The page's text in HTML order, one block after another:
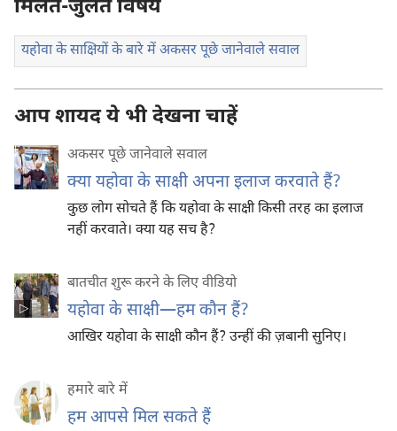
मिलते-जुलते विषय
यहोवा के साक्षियों के बारे में अकसर पूछे जानेवाले सवाल
आप शायद ये भी देखना चाहें
अकसर पूछे जानेवाले सवाल
क्या यहोवा के साक्षी अपना इलाज करवाते हैं?
कुछ लोग सोचते हैं कि यहोवा के साक्षी किसी तरह का इलाज
नहीं करवाते। क्या यह सच है?
बातचीत शुरू करने के लिए वीडियो
यहोवा के साक्षी​—हम कौन हैं?
आखिर यहोवा के साक्षी कौन हैं? उन्हीं की ज़बानी सुनिए।
हमारे बारे में
हम आपसे मिल सकते हैं